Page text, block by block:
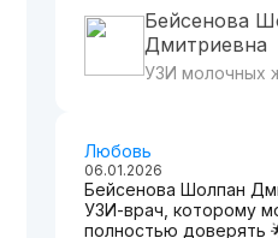
Бейсенова
Дмитриевна
УЗИ молочных
Любовь
06.01.2026
Бейсенова Шолпан
УЗИ-врач, которому
полностью доверять